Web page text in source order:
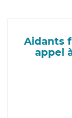
Aidants
appel